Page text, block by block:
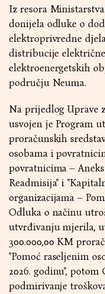
Iz resora
donijela odluke o
elektroprivredne
distribucije
elektroenergetskih
području Neuma.
Na prijedlog Uprave
usvojen je Program
proračunskih
osobama i
povratnicima –
Readmisija'' i
organizacijama –
Odluka o načinu
utvrđivanju mjerila,
300.000,00 KM
''Pomoć raseljenim
2026. godinu'',
podmirivanje